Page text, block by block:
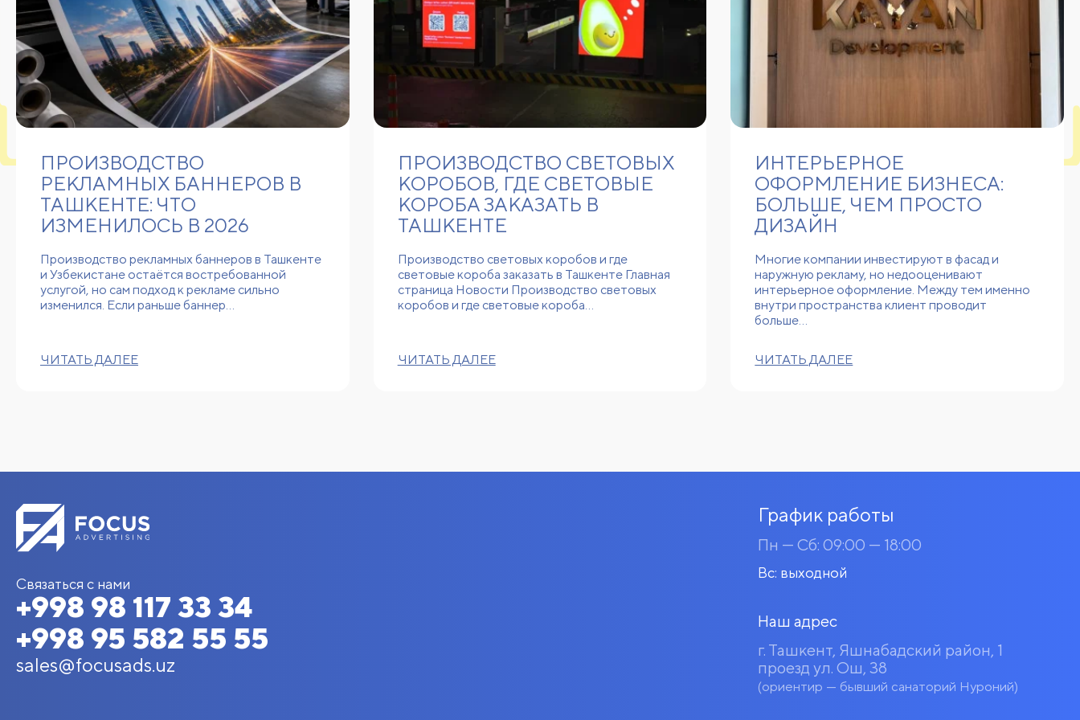
ПРОИЗВОДСТВО
РЕКЛАМНЫХ БАННЕРОВ В
ТАШКЕНТЕ: ЧТО
ИЗМЕНИЛОСЬ В 2026
Производство рекламных баннеров в Ташкенте
и Узбекистане остаётся востребованной
услугой, но сам подход к рекламе сильно
изменился. Если раньше баннер…
ЧИТАТЬ ДАЛЕЕ
ПРОИЗВОДСТВО СВЕТОВЫХ
КОРОБОВ, ГДЕ СВЕТОВЫЕ
КОРОБА ЗАКАЗАТЬ В
ТАШКЕНТЕ
Производство световых коробов и где
световые короба заказать в Ташкенте Главная
страница Новости Производство световых
коробов и где световые короба…
ЧИТАТЬ ДАЛЕЕ
ИНТЕРЬЕРНОЕ
ОФОРМЛЕНИЕ БИЗНЕСА:
БОЛЬШЕ, ЧЕМ ПРОСТО
ДИЗАЙН
Многие компании инвестируют в фасад и
наружную рекламу, но недооценивают
интерьерное оформление. Между тем именно
внутри пространства клиент проводит
больше…
ЧИТАТЬ ДАЛЕЕ
Связаться с нами
+998 98 117 33 34
+998 95 582 55 55
sales@focusads.uz
График работы
Пн — Сб: 09:00 — 18:00
Вс: выходной
Наш адрес
г. Ташкент, Яшнабадский район, 1
проезд ул. Ош, 38
(ориентир — бывший санаторий Нуроний)